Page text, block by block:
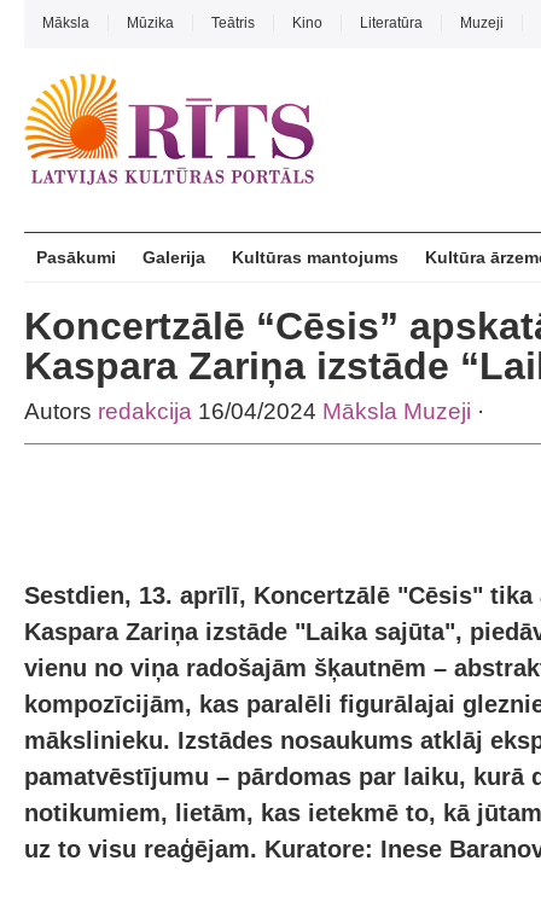
Māksla Mūzika Teātris Kino Literatūra Muzeji
Pasākumi Galerija Kultūras mantojums Kultūra
Koncertzālē “Cēsis”
Kaspara Zariņa izstāde
Autors redakcija 16/04/2024 Māksla Muzeji ·
Sestdien, 13. aprīlī, Koncertzālē "Cēsis"
Kaspara Zariņa izstāde "Laika sajūta",
vienu no viņa radošajām šķautnēm –
kompozīcijām, kas paralēli figurālajai
mākslinieku. Izstādes nosaukums atklāj
pamatvēstījumu – pārdomas par laiku, kurā
notikumiem, lietām, kas ietekmē to, kā
uz to visu reaģējam. Kuratore: Inese